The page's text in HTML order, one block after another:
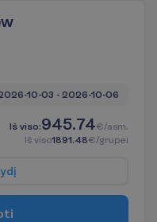
10-03 - 2026-10-06
Iš viso:945.74€/asm.
Iš viso1891.48€/grupei
ydį
ti